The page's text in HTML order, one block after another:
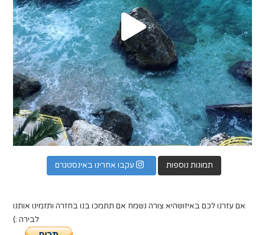
תמונות נוספות עקבו אחרינו באינסטגרם
אם עזרנו לכם באיזושהיא צורה נשמח אם תתמכו בנו בחזרה ותזמינו אותנו
לבירה :)